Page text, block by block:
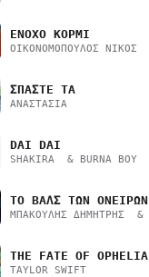
ΕΝΟΧΟ ΚΟΡΜΙ
ΟΙΚΟΝΟΜΟΠΟΥΛΟΣ ΝΙΚΟΣ
ΣΠΑΣΤΕ ΤΑ
ΑΝΑΣΤΑΣΙΑ
DAI DAI
SHAKIRA & BURNA BOY
THE FATE OF OPHELIA
TAYLOR SWIFT